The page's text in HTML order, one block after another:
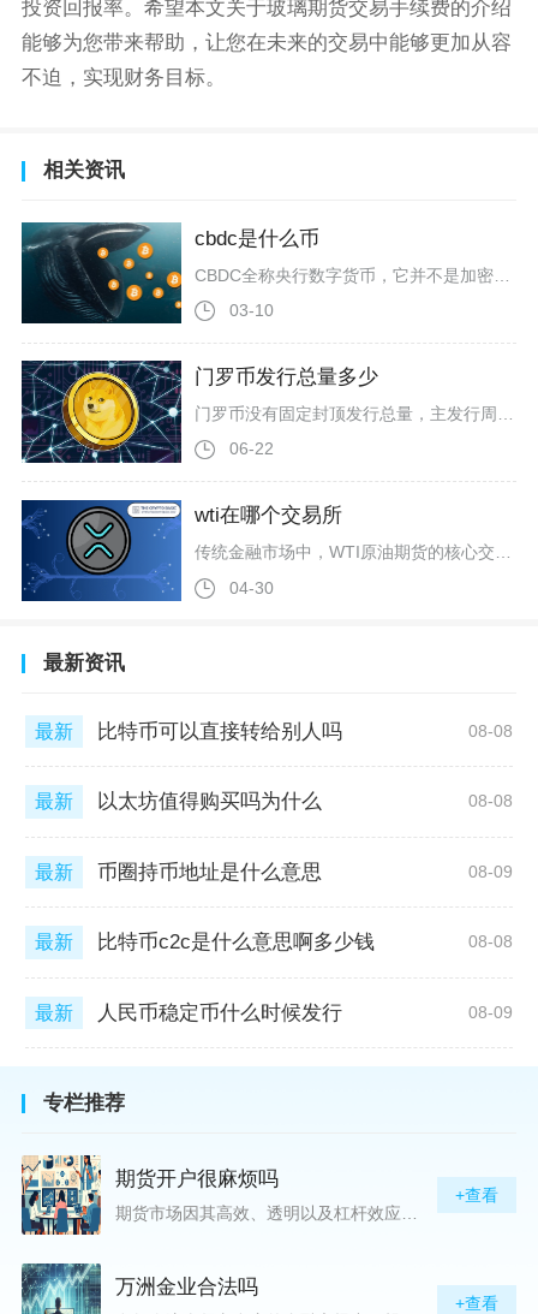
投资回报率。希望本文关于玻璃期货交易手续费的介绍
能够为您带来帮助，让您在未来的交易中能够更加从容
不迫，实现财务目标。
相关资讯
cbdc是什么币
03-10
门罗币发行总量多少
06-22
wti在哪个交易所
传统金融市场中，WTI原油期货的核心交易场所是美国芝加哥商品交易所集团（CMEGroup）旗下的纽约商业交易所（NYMEX），而在币圈，用户则是通过各大加密资产衍生品平台，交易锚定NYMEXWTI原油价格的相关合约与代币。纽约商业交易所（NYMEX）作为全球顶级的能源期货交易所，其挂牌的WTI轻质低硫原油期货合约（交易代码CL）是全球流动性最佳、交易最活跃的原油标杆产品。该合约每手规模为1000桶，报价单位为美元/桶，最小波动价位是0.01美元，对应每手合约价值波动10美元，
04-30
最新资讯
最新 比特币可以直接转给别人吗 08-08
最新 以太坊值得购买吗为什么 08-08
最新 币圈持币地址是什么意思 08-09
最新 比特币c2c是什么意思啊多少钱 08-08
最新 人民币稳定币什么时候发行 08-09
专栏推荐
期货开户很麻烦吗
+查看
万洲金业合法吗
+查看